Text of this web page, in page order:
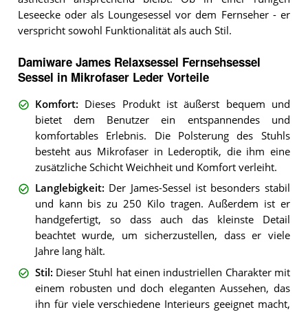
Leseecke oder als Loungesessel vor dem Fernseher - er
verspricht sowohl Funktionalität als auch Stil.
Damiware James Relaxsessel Fernsehsessel
Sessel in Mikrofaser Leder Vorteile
Komfort: Dieses Produkt ist äußerst bequem und
bietet dem Benutzer ein entspannendes und
komfortables Erlebnis. Die Polsterung des Stuhls
besteht aus Mikrofaser in Lederoptik, die ihm eine
zusätzliche Schicht Weichheit und Komfort verleiht.
Langlebigkeit: Der James-Sessel ist besonders stabil
und kann bis zu 250 Kilo tragen. Außerdem ist er
handgefertigt, so dass auch das kleinste Detail
beachtet wurde, um sicherzustellen, dass er viele
Jahre lang hält.
Stil: Dieser Stuhl hat einen industriellen Charakter mit
einem robusten und doch eleganten Aussehen, das
ihn für viele verschiedene Interieurs geeignet macht,